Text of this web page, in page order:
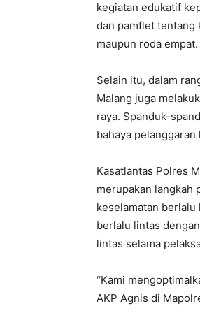
kegiatan edukatif
dan pamflet tentang
maupun roda empat.
Selain itu, dalam
Malang juga
raya. Spanduk-
bahaya
Kasatlantas Polres
merupakan langkah
keselamatan
berlalu lintas
lintas selama
“Kami
AKP Agnis di